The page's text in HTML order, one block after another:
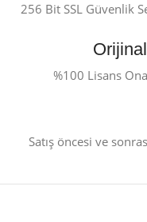
256 Bit SSL Güvenlik
%100 Lisans
Satış öncesi ve